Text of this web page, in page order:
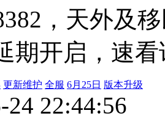
，天外及
期开启，速
更新维护 全服 6月25日 版本升级
24 22:44:56